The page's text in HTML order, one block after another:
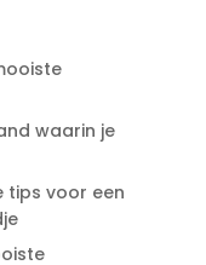
waarin je
tips voor een